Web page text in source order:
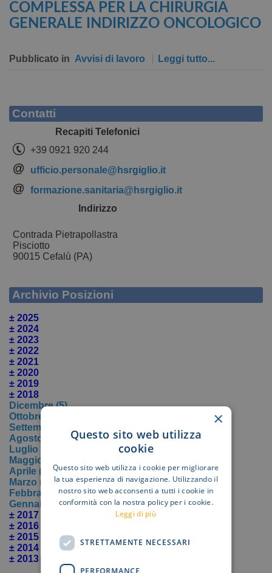
COMPLESSA PER LA CHIRURGIA
GENERALE INDIRIZZO ONCOLOGICO
Pubblicato in Avvisi di lavoro Leggi tutto...
Contatti
Recapiti Telefonici
+39 0921 920 244
ufficio.personale@hsrgiglio.it
formazione.sanitaria@hsrgiglio.it
Indirizzo
Contrada Pietrapollastra
Pisciotto
90015 Cefalù (PA)
Archivio Posizioni
± 2025
± 2024
± 2023
± 2022
± 2021
± 2020
± 2019
± 2018
Dicembre (5)
Ottobre (1)
Settembre (4)
Agosto (4)
Luglio (3)
Maggio (11)
Aprile (6)
Marzo (6)
Febbraio (2)
Gennaio (6)
± 2017
± 2016
± 2015
± 2014
± 2013
×
Questo sito web utilizza
cookie
Questo sito web utilizza i cookie per migliorare
la tua esperienza di navigazione. Utilizzando il
nostro sito web acconsenti a tutti i cookie in
conformità con la nostra policy per i cookie.
Leggi di più
STRETTAMENTE NECESSARI
PERFORMANCE